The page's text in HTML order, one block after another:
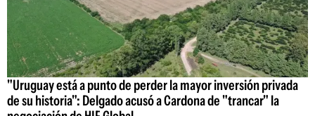
"Uruguay está a punto de perder la mayor inversión privada
de su historia": Delgado acusó a Cardona de "trancar" la